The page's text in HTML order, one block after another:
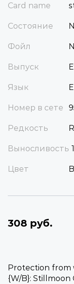
Card name
Состояние
Фойл
Выпуск
Язык
Номер в сете
Редкость
Выносливость 1
Цвет B
308 руб.
Protection from
{W/B}: